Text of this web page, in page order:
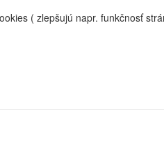
( zlepšujú napr. funkčnosť